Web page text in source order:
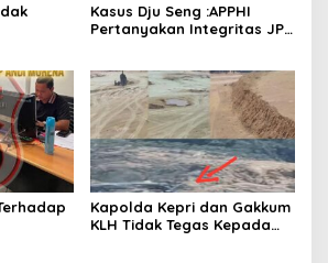
Kasus Dju Seng :APPHI
Pertanyakan Integritas JPU
Jampidsus
Kapolda Kepri dan Gakkum
KLH Tidak Tegas Kepada